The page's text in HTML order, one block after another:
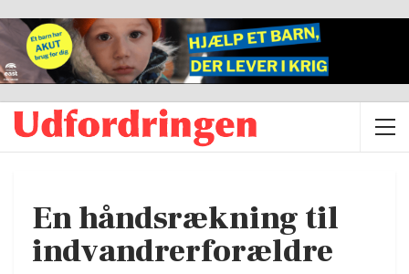
En håndsrækning til
indvandrerforældre